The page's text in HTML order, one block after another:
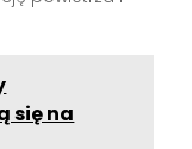
się na